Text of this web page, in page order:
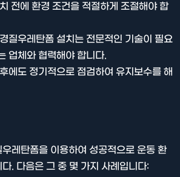
전에 환경 조건을 적절하게 조절해야 합
경질우레탄폼 설치는 전문적인 기술이 필요
업체와 협력해야 합니다.
에도 정기적으로 점검하여 유지보수를 해
레탄폼을 이용하여 성공적으로 운동 환
. 다음은 그 중 몇 가지 사례입니다: